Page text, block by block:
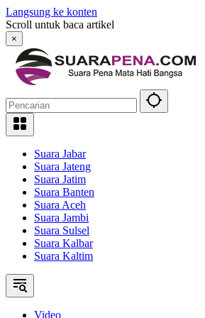
Langsung ke konten
Scroll untuk baca artikel
×
Suara Jabar
Suara Jateng
Suara Jatim
Suara Banten
Suara Aceh
Suara Jambi
Suara Sulsel
Suara Kalbar
Suara Kaltim
Video